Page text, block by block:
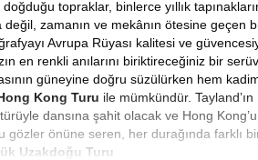
topraklar, binlerce yıllık
değil, zamanın ve mekânın ötesine
Avrupa Rüyası kalitesi ve
en renkli anılarını biriktireceğiniz bir
güneyine doğru süzülürken hem
Kong Turu ile mümkündür.
dansına şahit olacak ve Hong
gözler önüne seren, her durağında farklı
Uzakdoğu Turu